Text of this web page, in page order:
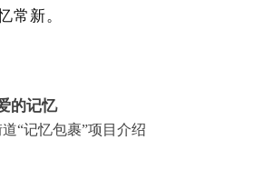
常新。
的记忆
“记忆包裹”项目介绍